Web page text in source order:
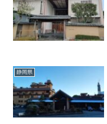
静岡県